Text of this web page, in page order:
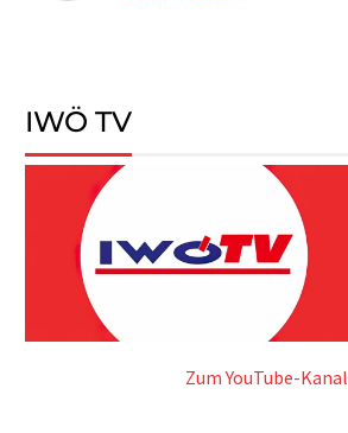
IWÖ TV
Zum YouTube-Kanal